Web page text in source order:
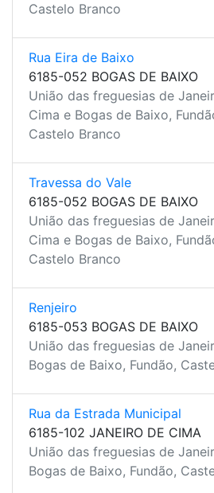
Castelo Branco
Rua Eira de Baixo
6185-052 BOGAS DE BAIXO
União das freguesias de
Cima e Bogas de Baixo,
Castelo Branco
Travessa do Vale
6185-052 BOGAS DE BAIXO
União das freguesias de
Cima e Bogas de Baixo,
Castelo Branco
Renjeiro
6185-053 BOGAS DE BAIXO
União das freguesias de
Bogas de Baixo, Fundão,
Rua da Estrada Municipal
6185-102 JANEIRO DE CIMA
União das freguesias de
Bogas de Baixo, Fundão,